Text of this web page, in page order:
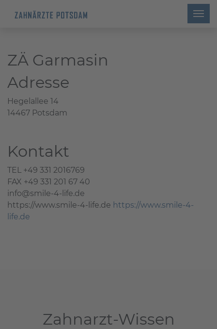
ZÄ Garmasin
Adresse
Hegelallee 14
14467 Potsdam
Kontakt
TEL +49 331 2016769
FAX +49 331 201 67 40
info@smile-4-life.de
https://www.smile-4-life.de https://www.smile-4-
life.de
Zahnarzt-Wissen